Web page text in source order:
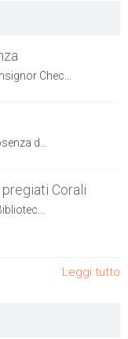
Chec...
d...
Corali
Leggi tutto